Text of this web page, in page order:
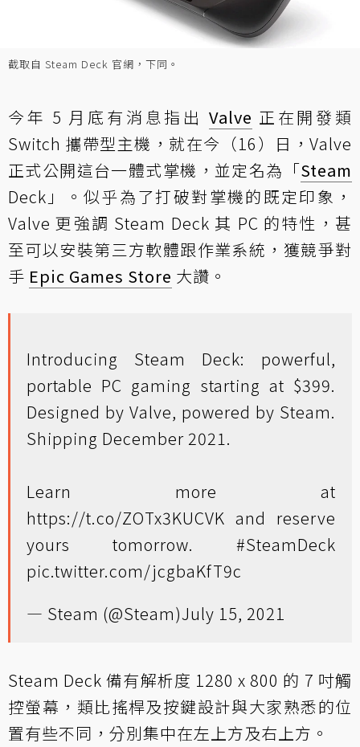
截取自 Steam Deck 官網，下同。
今年 5 月底有消息指出 Valve 正在開發類
Switch 攜帶型主機，就在今（16）日，Valve
正式公開這台一體式掌機，並定名為「Steam
Deck」。似乎為了打破對掌機的既定印象，
Valve 更強調 Steam Deck 其 PC 的特性，甚
至可以安裝第三方軟體跟作業系統，獲競爭對
手 Epic Games Store 大讚。
Introducing Steam Deck: powerful,
portable PC gaming starting at $399.
Designed by Valve, powered by Steam.
Shipping December 2021.
Learn more at
https://t.co/ZOTx3KUCVK and reserve
yours tomorrow. #SteamDeck
pic.twitter.com/jcgbaKfT9c
— Steam (@Steam)July 15, 2021
Steam Deck 備有解析度 1280 x 800 的 7 吋觸
控螢幕，類比搖桿及按鍵設計與大家熟悉的位
置有些不同，分別集中在左上方及右上方。